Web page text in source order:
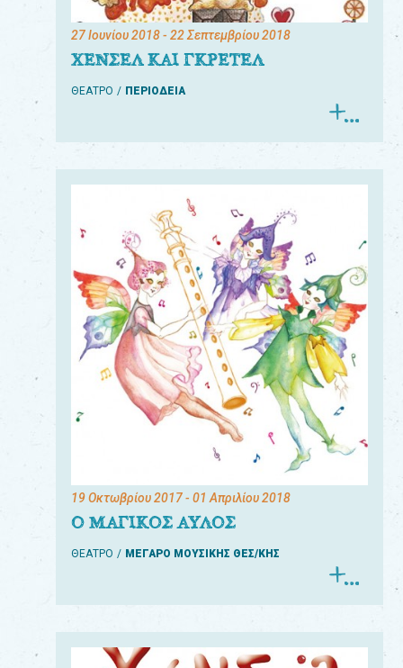
27 Ιουνίου 2018- 22 Σεπτεμβρίου 2018
ΧΕΝΣΕΛ ΚΑΙ ΓΚΡΕΤΕΛ
ΘΕΑΤΡΟ ΠΕΡΙΟΔΕΙΑ
19 Οκτωβρίου 2017- 01 Απριλίου 2018
Ο ΜΑΓΙΚΟΣ ΑΥΛΟΣ
ΘΕΑΤΡΟ ΜΕΓΑΡΟ ΜΟΥΣΙΚΗΣ ΘΕΣ/ΚΗΣ